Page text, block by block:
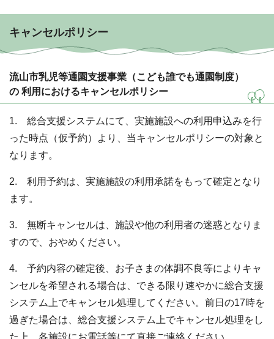
キャンセルポリシー
流山市乳児等通園支援事業（こども誰でも通園制度）
の 利用におけるキャンセルポリシー
1. 総合支援システムにて、実施施設への利用申込みを行
った時点（仮予約）より、当キャンセルポリシーの対象と
なります。
2. 利用予約は、実施施設の利用承諾をもって確定となり
ます。
3. 無断キャンセルは、施設や他の利用者の迷惑となりま
すので、おやめください。
4. 予約内容の確定後、お子さまの体調不良等によりキャ
ンセルを希望される場合は、できる限り速やかに総合支援
システム上でキャンセル処理してください。前日の17時を
過ぎた場合は、総合支援システム上でキャンセル処理をし